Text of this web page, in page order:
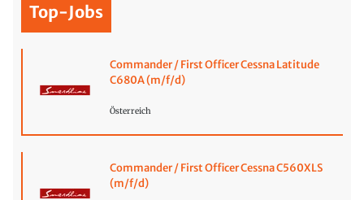
Top-Jobs
Commander / First Officer Cessna Latitude
C680A (m/f/d)
Österreich
Commander / First Officer Cessna C560XLS
(m/f/d)